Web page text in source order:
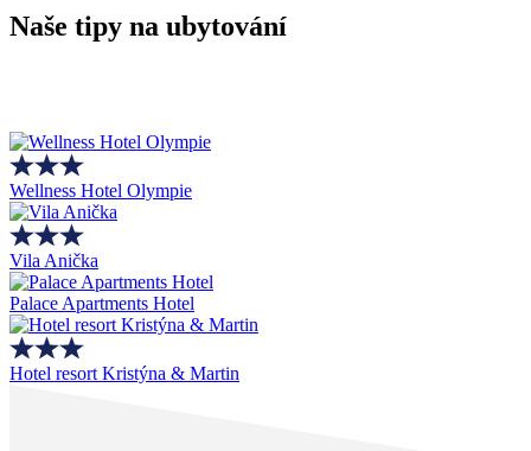
Naše tipy na ubytování
Wellness Hotel Olympie
Vila Anička
Palace Apartments Hotel
Hotel resort Kristýna & Martin